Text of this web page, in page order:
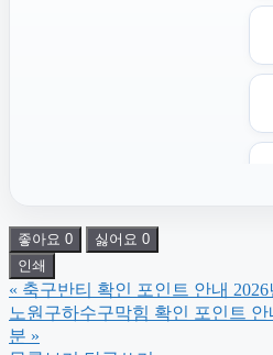
좋아요 0 싫어요 0
인쇄
« 축구반티 확인 포인트 안내 2026
노원구하수구막힘 확인 포인트 안
분 »